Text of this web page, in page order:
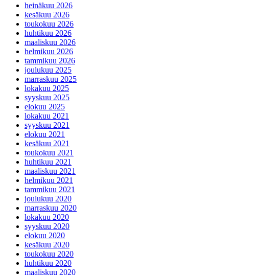
heinäkuu 2026
kesäkuu 2026
toukokuu 2026
huhtikuu 2026
maaliskuu 2026
helmikuu 2026
tammikuu 2026
joulukuu 2025
marraskuu 2025
lokakuu 2025
syyskuu 2025
elokuu 2025
lokakuu 2021
syyskuu 2021
elokuu 2021
kesäkuu 2021
toukokuu 2021
huhtikuu 2021
maaliskuu 2021
helmikuu 2021
tammikuu 2021
joulukuu 2020
marraskuu 2020
lokakuu 2020
syyskuu 2020
elokuu 2020
kesäkuu 2020
toukokuu 2020
huhtikuu 2020
maaliskuu 2020